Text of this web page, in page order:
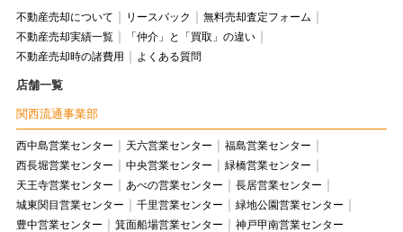
不動産売却について リースバック
無料売却査定フォーム
不動産売却実績一覧
「仲介」と「買取」の違い
不動産売却時の諸費用
よくある質問
店舗一覧
関西流通事業部
西中島営業センター 天六営業センター
福島営業センター
西長堀営業センター
中央営業センター
緑橋営業センター
天王寺営業センター
あべの営業センター
長居営業センター
城東関目営業センター
千里営業センター
緑地公園営業センター
豊中営業センター
箕面船場営業センター 神戸甲南営業センター